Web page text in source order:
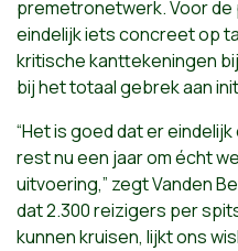
premetronetwerk. Voor
eindelijk iets concreet op
kritische kanttekeningen
bij het totaal gebrek aan
“Het is goed dat er
rest nu een jaar om écht
uitvoering,” zegt Vanden
dat 2.300 reizigers per
kunnen kruisen, lijkt ons